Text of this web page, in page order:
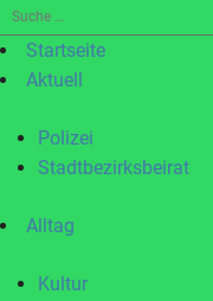
Suche
nach:Startseite
Aktuell
Polizei
Stadtbezirksbeirat
Alltag
Kultur